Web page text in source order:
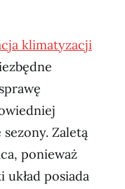
klimatyzacji
Zaletą
ponieważ
układ posiada